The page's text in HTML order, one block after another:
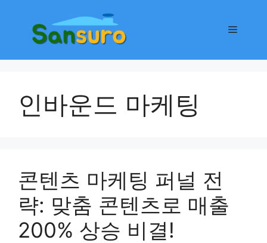
메
인바운드 마케팅
콘텐츠 마케팅 퍼널 전
략: 맞춤 콘텐츠로 매출
200% 상승 비결!